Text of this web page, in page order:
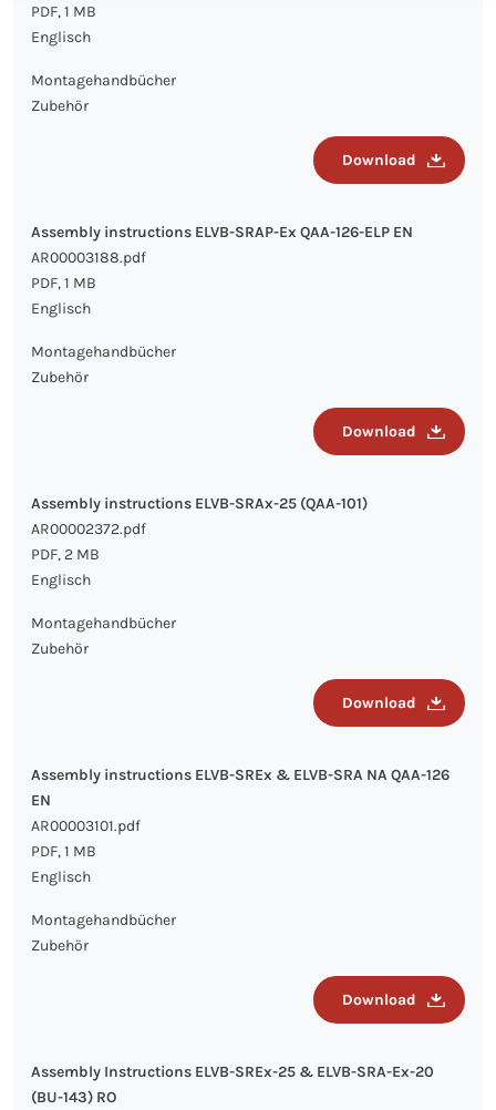
PDF, 1 MB
Englisch
Montagehandbücher
Zubehör
Download
Assembly instructions ELVB-SRAP-Ex QAA-126-ELP EN
AR00003188.pdf
PDF, 1 MB
Englisch
Montagehandbücher
Zubehör
Download
Assembly instructions ELVB-SRAx-25 (QAA-101)
AR00002372.pdf
PDF, 2 MB
Englisch
Montagehandbücher
Zubehör
Download
Assembly instructions ELVB-SREx & ELVB-SRA NA QAA-126
EN
AR00003101.pdf
PDF, 1 MB
Englisch
Montagehandbücher
Zubehör
Download
Assembly Instructions ELVB-SREx-25 & ELVB-SRA-Ex-20
(BU-143) RO